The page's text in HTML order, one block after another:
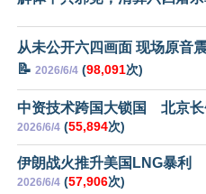
从未公开六四画面 现场原音
📝 2026/6/4 (98,091次)
中资技术跨国大锁国 北京长
2026/6/4 (55,894次)
伊朗战火推升美国LNG暴利
2026/6/4 (57,906次)